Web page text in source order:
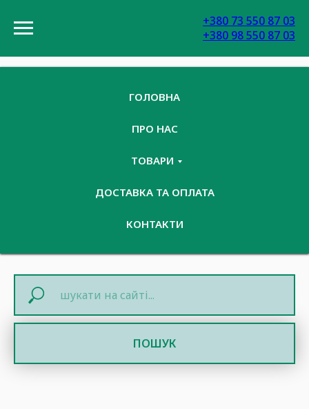
+380 73 550 87 03
+380 98 550 87 03
ГОЛОВНА
ПРО НАС
ТОВАРИ
ДОСТАВКА ТА ОПЛАТА
КОНТАКТИ
ПОШУК